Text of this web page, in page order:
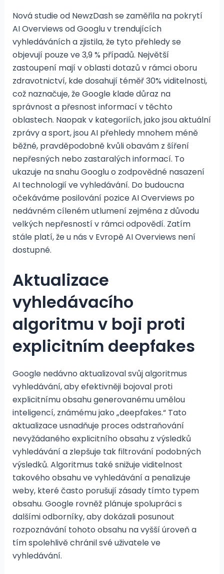
Nová studie od NewzDash se zaměřila na pokrytí
AI Overviews od Googlu v trendujících
vyhledáváních a zjistila, že tyto přehledy se
objevují pouze ve 3,9 % případů. Největší
zastoupení mají v oblasti dotazů v rámci oboru
zdravotnictví, kde dosahují téměř 30% viditelnosti,
což naznačuje, že Google klade důraz na
správnost a přesnost informací v těchto
oblastech. Naopak v kategoriích, jako jsou aktuální
zprávy a sport, jsou AI přehledy mnohem méně
běžné, pravděpodobně kvůli obavám z šíření
nepřesných nebo zastaralých informací. To
ukazuje na snahu Googlu o zodpovědné nasazení
AI technologií ve vyhledávání. Do budoucna
očekáváme posilování pozice AI Overviews po
nedávném cíleném utlumení zejména z důvodu
velkých nepřesností v rámci odpovědí. Zatím
stále platí, že u nás v Evropě AI Overviews není
dostupné.
Aktualizace
vyhledávacího
algoritmu v boji proti
explicitním deepfakes
Google nedávno aktualizoval svůj algoritmus
vyhledávání, aby efektivněji bojoval proti
explicitnímu obsahu generovanému umělou
inteligencí, známému jako „deepfakes.“ Tato
aktualizace usnadňuje proces odstraňování
nevyžádaného explicitního obsahu z výsledků
vyhledávání a zlepšuje tak filtrování podobných
výsledků. Algoritmus také snižuje viditelnost
takového obsahu ve vyhledávání a penalizuje
weby, které často porušují zásady tímto typem
obsahu. Google rovněž plánuje spolupráci s
dalšími odborníky, aby dokázali posunout
rozpoznávání tohoto obsahu na vyšší úroveň a
tím spolehlivě chránil své uživatele ve
vyhledávání.